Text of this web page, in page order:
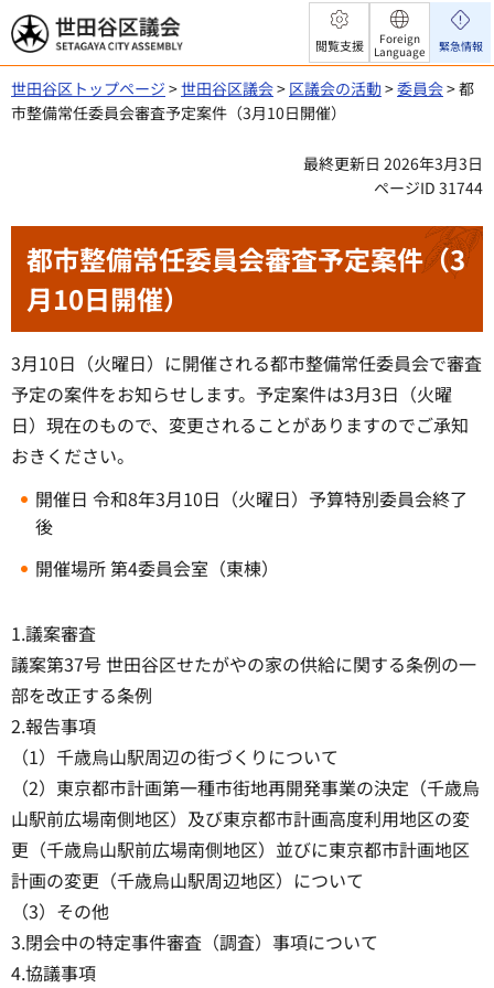
世田谷区議会
閲覧支援
Foreign
Language
緊急情報
世田谷区トップページ >世田谷区議会> 区議会の活動>委員会> 都
市整備常任委員会審査予定案件（3月10日開催）
最終更新日 2026年3月3日
ページID 31744
都市整備常任委員会審査予定案件（3
月10日開催）
3月10日（火曜日）に開催される都市整備常任委員会で審査
予定の案件をお知らせします。予定案件は3月3日（火曜
日）現在のもので、変更されることがありますのでご承知
おきください。
開催日 令和8年3月10日（火曜日）予算特別委員会終了
後
開催場所 第4委員会室（東棟）
1.議案審査
議案第37号 世田谷区せたがやの家の供給に関する条例の一
部を改正する条例
2.報告事項
（1）千歳烏山駅周辺の街づくりについて
（2）東京都市計画第一種市街地再開発事業の決定（千歳烏
山駅前広場南側地区）及び東京都市計画高度利用地区の変
更（千歳烏山駅前広場南側地区）並びに東京都市計画地区
計画の変更（千歳烏山駅周辺地区）について
（3）その他
3.閉会中の特定事件審査（調査）事項について
4.協議事項